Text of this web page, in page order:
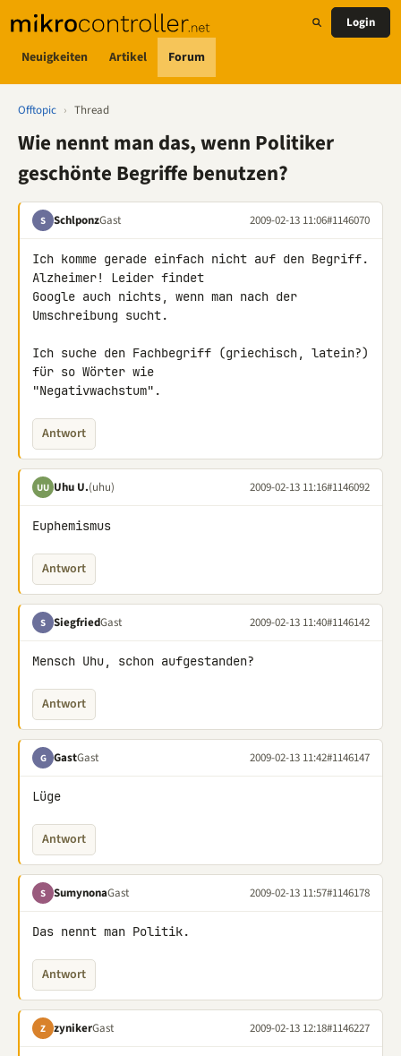
Neuigkeiten Artikel Forum
Login
Offtopic › Thread
Wie nennt man das, wenn Politiker
geschönte Begriffe benutzen?
S SchlponzGast 2009-02-13 11:06#1146070
Ich komme gerade einfach nicht auf den Begriff.
Alzheimer! Leider findet
Google auch nichts, wenn man nach der
Umschreibung sucht.
Ich suche den Fachbegriff (griechisch, latein?)
für so Wörter wie
"Negativwachstum".
Antwort
UU Uhu U.(uhu) 2009-02-13 11:16#1146092
Euphemismus
Antwort
S SiegfriedGast 2009-02-13 11:40#1146142
Mensch Uhu, schon aufgestanden?
Antwort
G GastGast 2009-02-13 11:42#1146147
Lüge
Antwort
S SumynonaGast 2009-02-13 11:57#1146178
Das nennt man Politik.
Antwort
Z zynikerGast 2009-02-13 12:18#1146227